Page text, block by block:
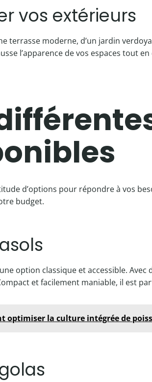
vos extérieurs
terrasse moderne, d’un jardin
l’apparence de vos espaces tout
d’options pour répondre à vos
budget.
option classique et accessible.
et facilement maniable, il est
optimiser la culture intégrée de